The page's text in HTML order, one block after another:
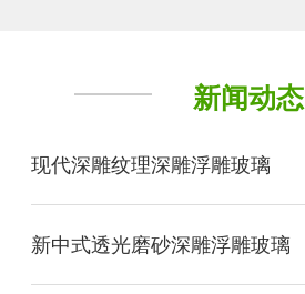
新闻动态
现代深雕纹理深雕浮雕玻璃
新中式透光磨砂深雕浮雕玻璃